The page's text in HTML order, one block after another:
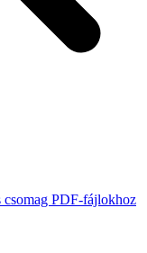
csomag PDF-fájlokhoz